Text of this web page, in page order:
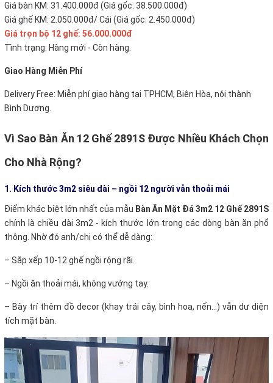
Giá bàn KM: 31.400.000đ (Giá gốc: 38.500.000đ)
Giá ghế KM: 2.050.000đ/ Cái (Giá gốc: 2.450.000đ)
Giá trọn bộ 12 ghế: 56.000.000đ
Tình trạng: Hàng mới - Còn hàng.
Giao Hàng Miễn Phí
Delivery Free: Miễn phí giao hàng tại TPHCM, Biên Hòa, nội thành
Bình Dương.
Vì Sao Bàn Ăn 12 Ghế 2891S Được Nhiều Khách Chọn
Cho Nhà Rộng?
1. Kích thước 3m2 siêu dài – ngồi 12 người vẫn thoải mái
Điểm khác biệt lớn nhất của mẫu Bàn Ăn Mặt Đá 3m2 12 Ghế 2891S
chính là chiều dài 3m2 - kích thước lớn trong các dòng bàn ăn phổ
thông. Nhờ đó anh/chị có thể dễ dàng:
– Sắp xếp 10-12 ghế ngồi rộng rãi.
– Ngồi ăn thoải mái, không vướng tay.
– Bày trí thêm đồ decor (khay trái cây, bình hoa, nến…) vẫn dư diện
tích mặt bàn.